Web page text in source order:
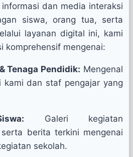
dan media interaksi
siswa, orang tua, serta
layanan digital ini, kami
komprehensif mengenai:
Tenaga Pendidik: Mengenal
kami dan staf pengajar yang
Galeri kegiatan
berita terkini mengenai
sekolah.